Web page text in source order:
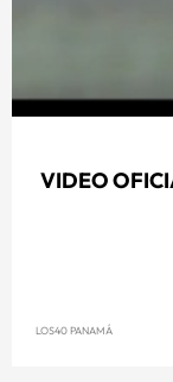
VIDEO
LOS40 PANAMÁ